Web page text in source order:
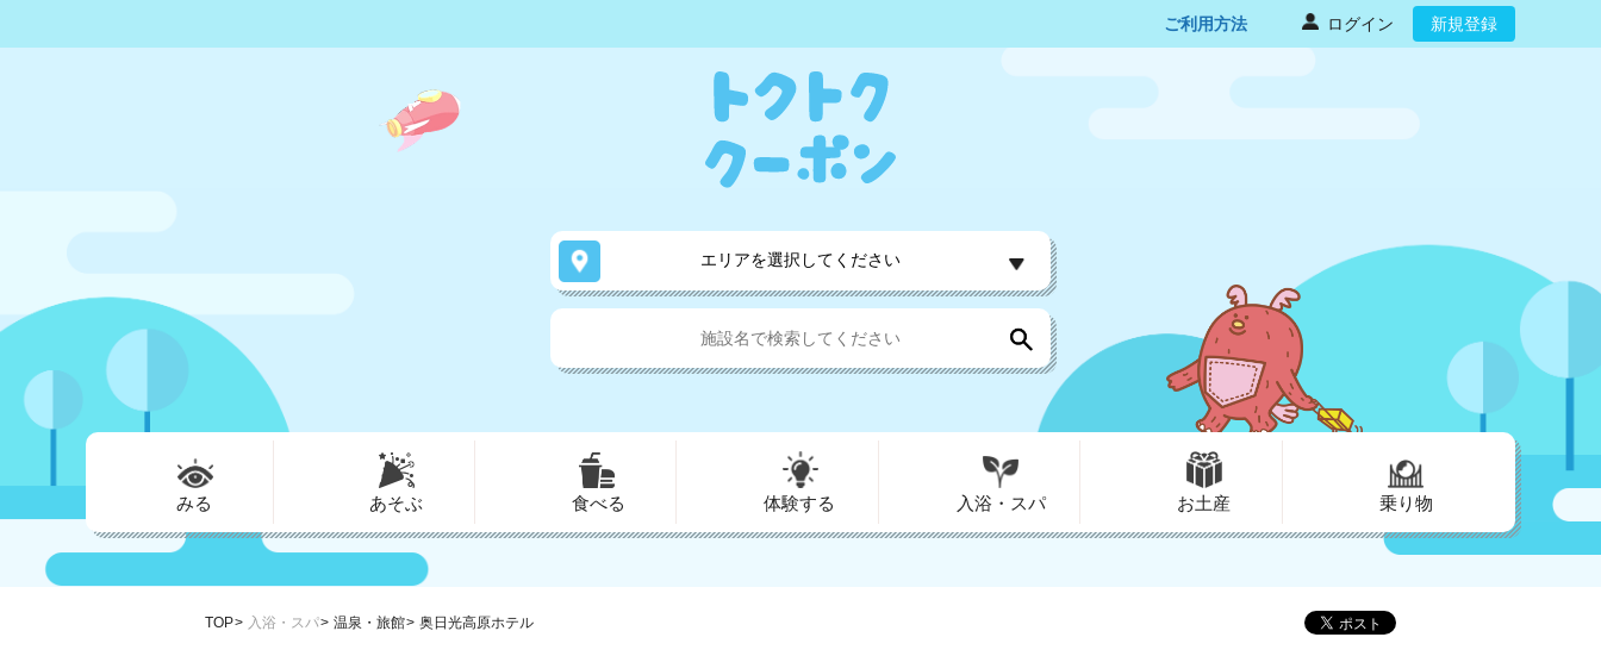
ご利用方法 ログイン 新規登録
エリアを選択してください
みる あそぶ 食べる 体験する 入浴・スパ お土産 乗り物
TOP 入浴・スパ 温泉・旅館 奥日光高原ホテル